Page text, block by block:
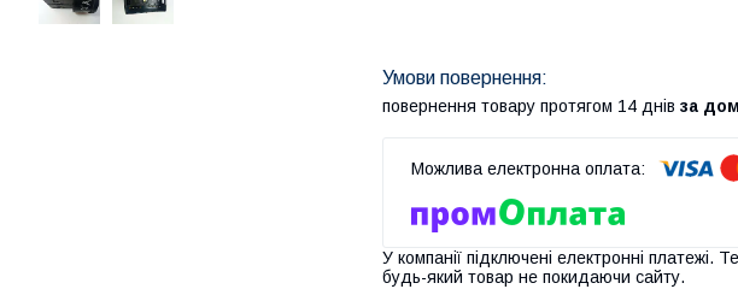
повернення товару протягом 14 днів за
У компанії підключені електронні платежі.
будь-який товар не покидаючи сайту.